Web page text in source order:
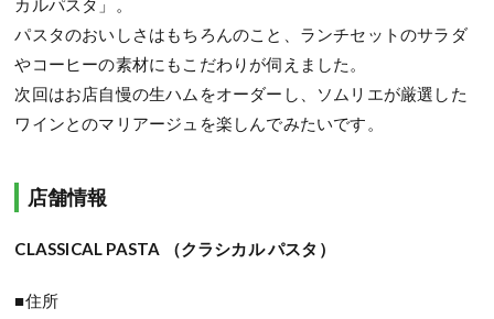
カルパスタ」。
パスタのおいしさはもちろんのこと、ランチセットのサラダ
やコーヒーの素材にもこだわりが伺えました。
次回はお店自慢の生ハムをオーダーし、ソムリエが厳選した
ワインとのマリアージュを楽しんでみたいです。
店舗情報
CLASSICAL PASTA （クラシカル パスタ）
■住所